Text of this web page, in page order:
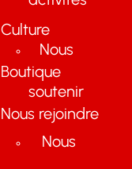
Nous
soutenir
Nous
Culture
Boutique
Nous rejoindre